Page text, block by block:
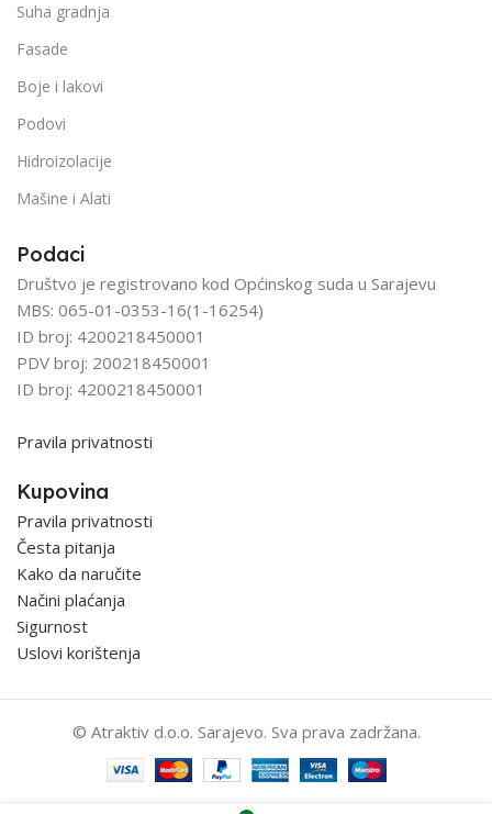
Suha gradnja
Fasade
Boje i lakovi
Podovi
Hidroizolacije
Mašine i Alati
Podaci
Društvo je registrovano kod Općinskog suda u Sarajevu
MBS: 065-01-0353-16(1-16254)
ID broj: 4200218450001
PDV broj: 200218450001
ID broj: 4200218450001
Pravila privatnosti
Kupovina
Pravila privatnosti
Česta pitanja
Kako da naručite
Načini plaćanja
Sigurnost
Uslovi korištenja
© Atraktiv d.o.o. Sarajevo. Sva prava zadržana.